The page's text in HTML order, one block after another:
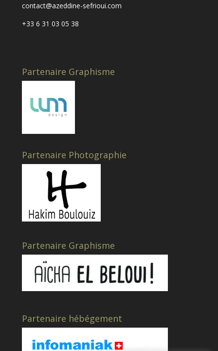
contact@azeddine-sefrioui.com
+33 6 31 03 05 38
Partenaire Graphisme
Partenaire Photographie
Partenaire Graphisme
Partenaire hébégement